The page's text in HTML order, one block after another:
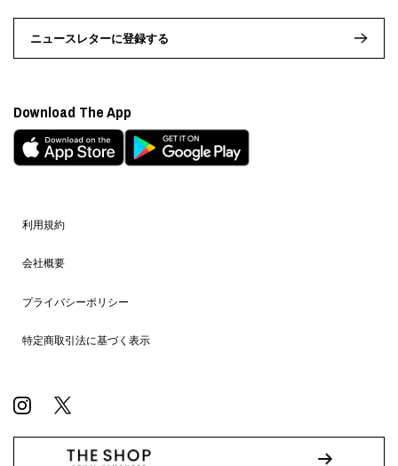
利用規約
会社概要
プライバシーポリシー
特定商取引法に基づく表示
ニュースレターに登録する
Download The App